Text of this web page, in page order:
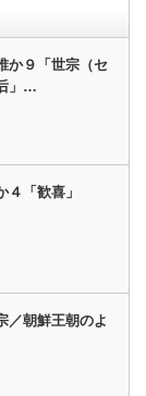
か９「世宗（セ
」…
４「歓喜」
／朝鮮王朝のよ